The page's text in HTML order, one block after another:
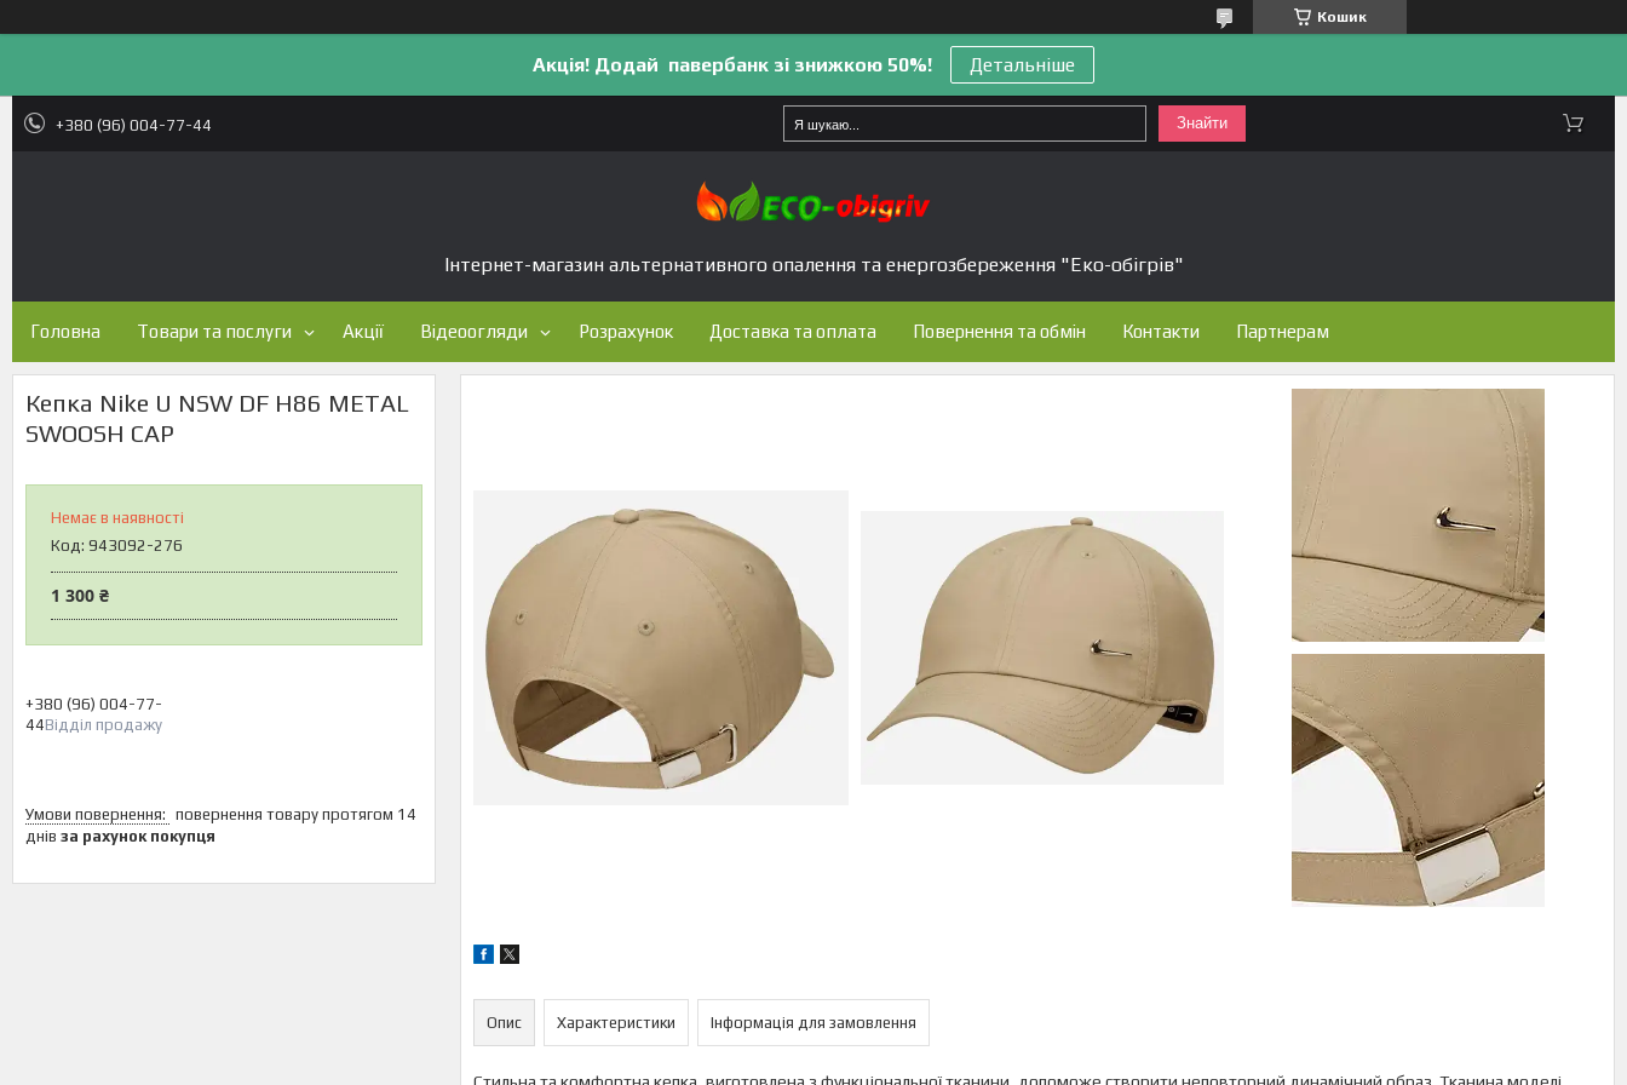
Кошик
Акція! Додай павербанк зі знижкою 50%! Детальніше
+380 (96) 004-77-44 Знайти
Інтернет-магазин альтернативного опалення та енергозбереження "Еко-обігрів"
Головна Товари та послуги Акції Відеоогляди Розрахунок Доставка та оплата Повернення та обмін Контакти Партнерам
Кепка Nike U NSW DF H86 METAL
SWOOSH CAP
Немає в наявності
Код: 943092-276
1 300 ₴
+380 (96) 004-77-
44Відділ продажу
повернення товару протягом 14
днів за рахунок покупця
Опис Характеристики Інформація для замовлення